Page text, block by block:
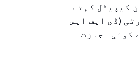
کیپیٹل کہتے
(ڈی ایف ایس
کوئی اجازت